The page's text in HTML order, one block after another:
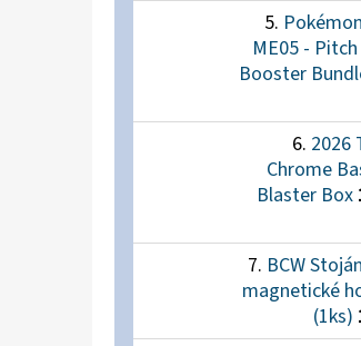
ME05 -
Booster
2026
Chrome
Blaster Box
BCW
magnetické
(1ks)